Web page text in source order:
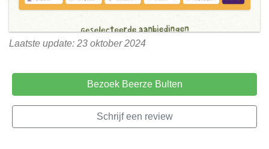
Laatste update: 23 oktober 2024
Bezoek Beerze Bulten
Schrijf een review